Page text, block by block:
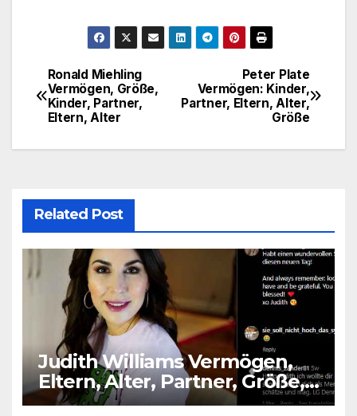
Post
navigation
Peter Plate
Vermögen: Kinder,
Partner, Eltern, Alter,
Größe
Ronald Miehling
Vermögen, Größe,
Kinder, Partner,
Eltern, Alter
Related Post
Judith Williams Vermögen,
Eltern, Alter, Partner, Größe,
Kinder